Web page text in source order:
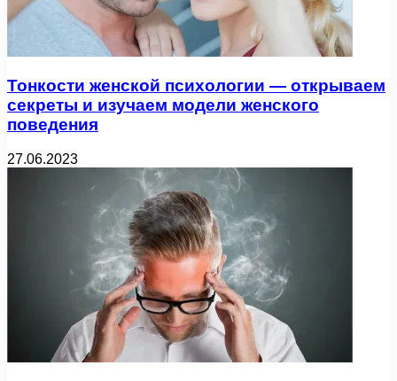
Тонкости женской психологии — открываем
секреты и изучаем модели женского
поведения
27.06.2023